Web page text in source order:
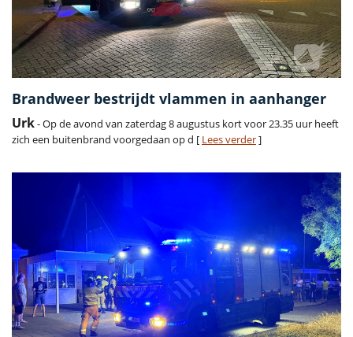
Brandweer bestrijdt vlammen in aanhanger
Urk- Op de avond van zaterdag 8 augustus kort voor 23.35 uur heeft
zich een buitenbrand voorgedaan op d [ Lees verder]